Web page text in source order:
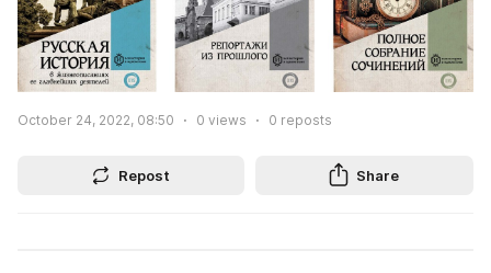
October 24, 2022, 08:50 0 views 0 reposts
Repost Share